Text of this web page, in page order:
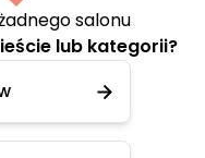
salonu
lub kategorii?